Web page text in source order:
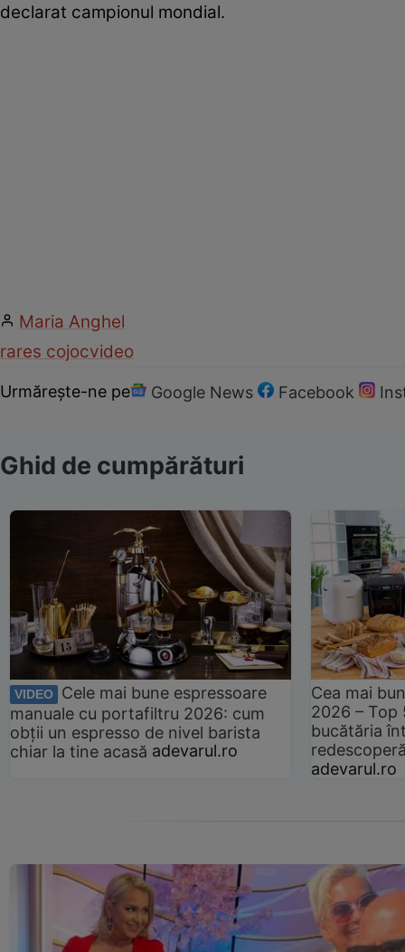
declarat campionul mondial.
Maria Anghel
rares cojocvideo
Urmărește-ne pe Google News Facebook
Ghid de cumpărături
VIDEO
Cele mai bune espressoare
manuale cu portafiltru 2026: cum
obții un espresso de nivel barista
chiar la tine acasă adevarul.ro
Cea mai
2026 –
bucătăria
adevarul.ro